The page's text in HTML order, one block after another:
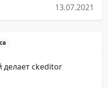
13.07.2021
делает ckeditor